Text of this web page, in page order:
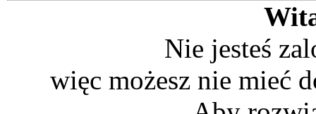
Nie jesteś
więc możesz nie mieć